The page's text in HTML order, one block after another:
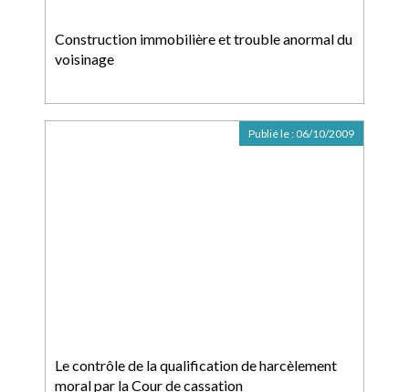
Construction immobilière et trouble anormal du
voisinage
Le contrôle de la qualification de harcèlement
moral par la Cour de cassation
Publié le : 06/10/2009